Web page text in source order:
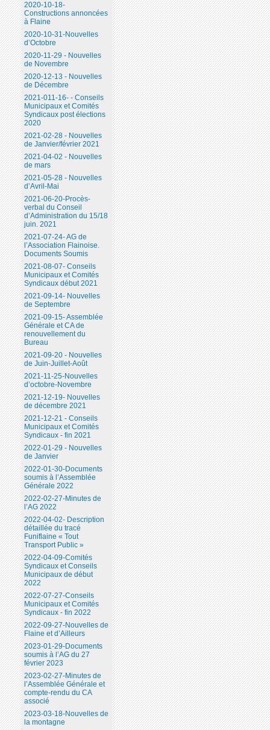
2020-10-18-
Constructions annoncées
à Flaine
2020-10-31-Nouvelles
d’Octobre
2020-11-29 - Nouvelles
de Novembre
2020-12-13 - Nouvelles
de Décembre
2021-011-16- - Conseils
Municipaux et Comités
Syndicaux post élections
2020
2021-02-28 - Nouvelles
de Janvier/février 2021
2021-04-02 - Nouvelles
de mars
2021-05-28 - Nouvelles
d’Avril-Mai
2021-06-20-Procès-
verbal du Conseil
d’Administration du 15/18
juin. 2021
2021-07-24- AG de
l’Association Flainoise.
Documents Soumis
2021-08-07- Conseils
Municipaux et Comités
Syndicaux début 2021
2021-09-14- Nouvelles
de Septembre
2021-09-15- Assemblée
Générale et CA de
renouvellement du
Bureau
2021-09-20 - Nouvelles
de Juin-Juillet-Août
2021-11-25-Nouvelles
d’octobre-Novembre
2021-12-19- Nouvelles
de décembre 2021
2021-12-21 - Conseils
Municipaux et Comités
Syndicaux - fin 2021
2022-01-29 - Nouvelles
de Janvier
2022-01-30-Documents
soumis à l’Assemblée
Générale 2022
2022-02-27-Minutes de
l’AG 2022
2022-04-02- Description
détaillée du tracé
Funiflaine « Tout
Transport Public »
2022-04-09-Comités
Syndicaux et Conseils
Municipaux de début
2022
2022-07-27-Conseils
Municipaux et Comités
Syndicaux - fin 2022
2022-09-27-Nouvelles de
Flaine et d’Ailleurs
2023-01-29-Documents
soumis à l’AG du 27
février 2023
2023-02-27-Minutes de
l’Assemblée Générale et
compte-rendu du CA
associé
2023-03-18-Nouvelles de
la montagne